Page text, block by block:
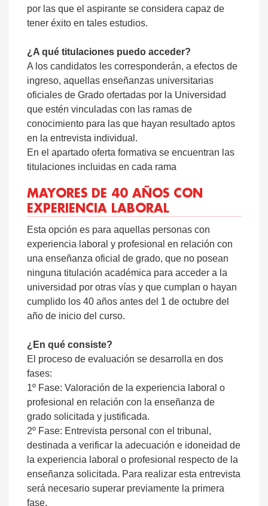
por las que el aspirante se considera capaz de
tener éxito en tales estudios.
¿A qué titulaciones puedo acceder?
A los candidatos les corresponderán, a efectos de
ingreso, aquellas enseñanzas universitarias
oficiales de Grado ofertadas por la Universidad
que estén vinculadas con las ramas de
conocimiento para las que hayan resultado aptos
en la entrevista individual.
En el apartado oferta formativa se encuentran las
titulaciones incluidas en cada rama
MAYORES DE 40 AÑOS CON
EXPERIENCIA LABORAL
Esta opción es para aquellas personas con
experiencia laboral y profesional en relación con
una enseñanza oficial de grado, que no posean
ninguna titulación académica para acceder a la
universidad por otras vías y que cumplan o hayan
cumplido los 40 años antes del 1 de octubre del
año de inicio del curso.
¿En qué consiste?
El proceso de evaluación se desarrolla en dos
fases:
1º Fase: Valoración de la experiencia laboral o
profesional en relación con la enseñanza de
grado solicitada y justificada.
2º Fase: Entrevista personal con el tribunal,
destinada a verificar la adecuación e idoneidad de
la experiencia laboral o profesional respecto de la
enseñanza solicitada. Para realizar esta entrevista
será necesario superar previamente la primera
fase.